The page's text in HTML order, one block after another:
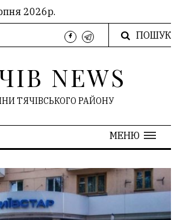
2026р.
ПОШУК
NEWS
ТЯЧІВСЬКОГО РАЙОНУ
МЕНЮ